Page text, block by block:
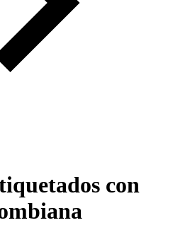
con